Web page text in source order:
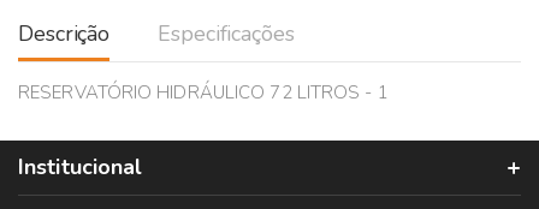
Descrição Especificações
RESERVATÓRIO HIDRÁULICO 72 LITROS - 1
Institucional